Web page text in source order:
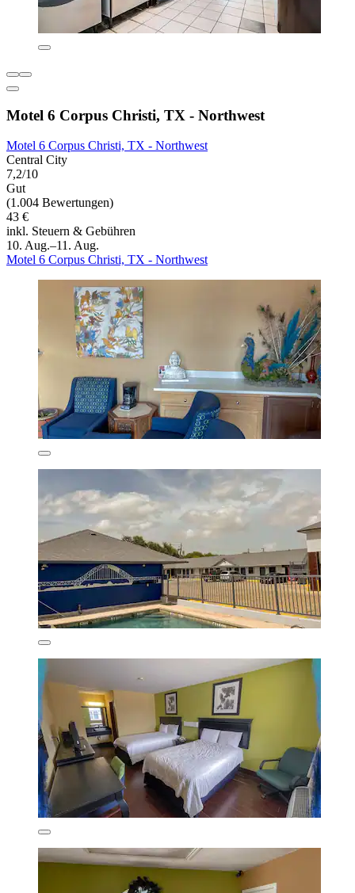
Motel 6 Corpus Christi, TX - Northwest
Motel 6 Corpus Christi, TX - Northwest
Central City
7,2/10
Gut
(1.004 Bewertungen)
43 €
inkl. Steuern & Gebühren
10. Aug.–11. Aug.
Motel 6 Corpus Christi, TX - Northwest